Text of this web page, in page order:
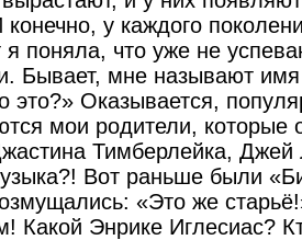
у каждого
я поняла, что уже не
Бывает, мне называют
это?» Оказывается,
мои родители, которые
Тимберлейка,
Вот раньше были
«Это же
Какой Энрике Иглесиас?